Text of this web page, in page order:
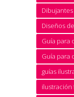
Diseños
Guía para
Guía para
guías
ilustración